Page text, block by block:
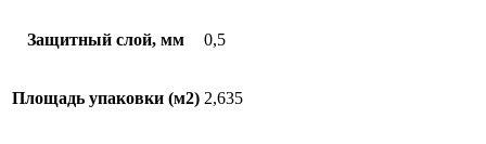
Защитный слой, мм 0,5
Площадь упаковки (м2) 2,635